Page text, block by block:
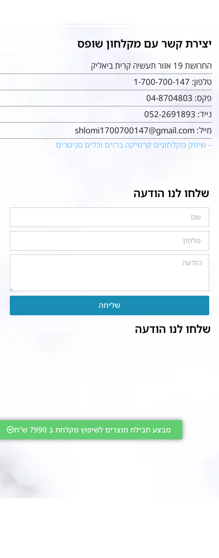
מבצע חבילת מוצרים לשיפוץ מקלחת ב 7990 ש"ח
יצירת קשר עם מקלחון שופס
החרושת 19 אזור תעשיה קרית ביאליק
טלפון: 1-700-700-147
פקס: 04-8704803
נייד: 052-2691893
מייל: shlomi1700700147@gmail.com
– שיווק מקלחונים קרמיקה ברזים וכלים סניטרים
שלחו לנו הודעה
שליחה
שלחו לנו הודעה